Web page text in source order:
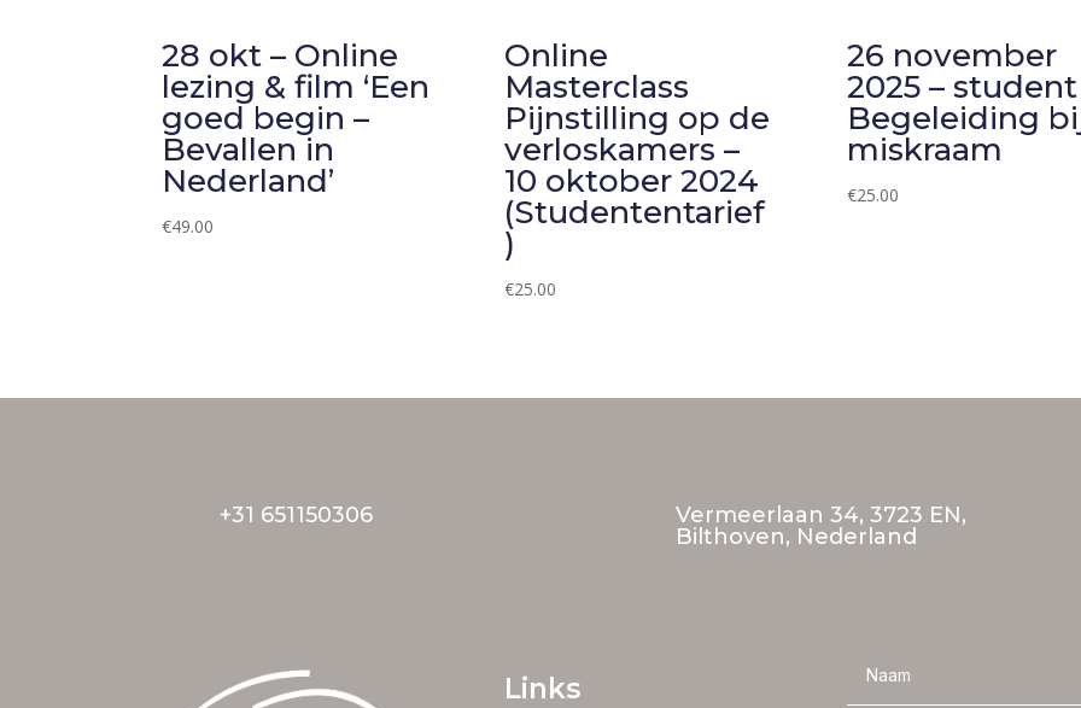
28 okt – Online
lezing & film ‘Een
goed begin –
Bevallen in
Nederland’
€49.00
Online
Masterclass
Pijnstilling op de
verloskamers –
10 oktober 2024
(Studententarief
)
€25.00
26 november
2025 – student
Begeleiding
miskraam
€25.00
+31 651150306
Vermeerlaan 34, 3723 EN,
Bilthoven, Nederland
Links